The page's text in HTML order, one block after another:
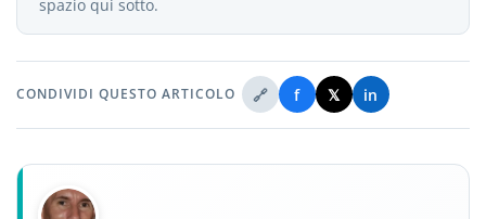
spazio qui sotto.
CONDIVIDI QUESTO ARTICOLO 🔗 f 𝕏 in